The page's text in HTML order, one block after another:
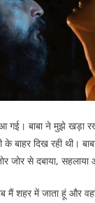
बाबा ने मुझे खड़ा
के बाहर दिख रही थी।
जोर से दबाया,
मैं शहर में जाता हूं और